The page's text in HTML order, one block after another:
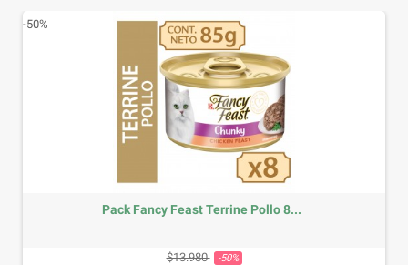
Pack Fancy Feast Terrine Pollo 8...
Precio base
$13.980 -50% Precio
-50%